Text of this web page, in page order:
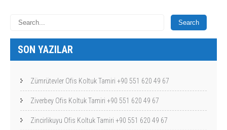
SON YAZILAR
Zümrütevler Ofis Koltuk Tamiri +90 551 620 49 67
Ziverbey Ofis Koltuk Tamiri +90 551 620 49 67
Zincirlikuyu Ofis Koltuk Tamiri +90 551 620 49 67